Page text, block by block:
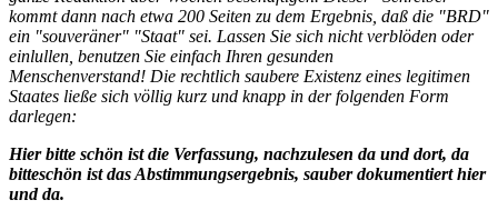
kommt dann nach etwa 200 Seiten zu dem Ergebnis, daß die "BRD"
ein "souveräner" "Staat" sei. Lassen Sie sich nicht verblöden oder
einlullen, benutzen Sie einfach Ihren gesunden
Menschenverstand! Die rechtlich saubere Existenz eines legitimen
Staates ließe sich völlig kurz und knapp in der folgenden Form
darlegen:
Hier bitte schön ist die Verfassung, nachzulesen da und dort, da
bitteschön ist das Abstimmungsergebnis, sauber dokumentiert hier
und da.